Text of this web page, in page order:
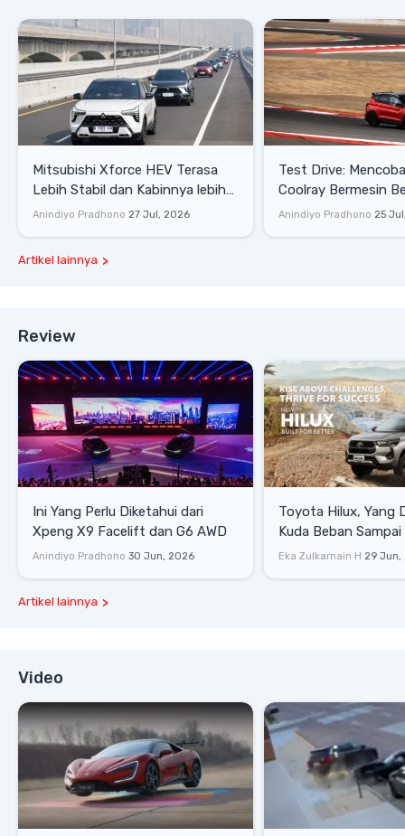
Mitsubishi Xforce HEV Terasa
Lebih Stabil dan Kabinnya lebih
Senyap
Anindiyo Pradhono 27 Jul, 2026
Test Drive: Mencoba Geely
Coolray Bermesin
di Sirkuit Mandalika
Anindiyo Pradhono 25
Artikel lainnya
Review
Ini Yang Perlu Diketahui dari
Xpeng X9 Facelift dan G6 AWD
Anindiyo Pradhono 30 Jun, 2026
Toyota Hilux, Yang
Kuda Beban
Lifestyle
Eka Zulkarnain H 29 Jun,
Artikel lainnya
Video